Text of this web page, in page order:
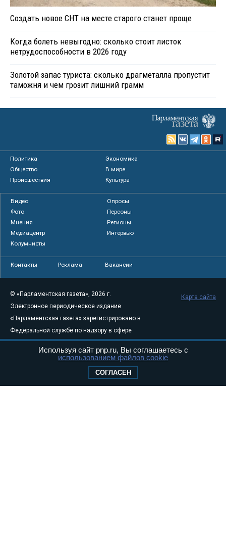
Создать новое СНТ на месте старого станет проще
Когда болеть невыгодно: сколько стоит листок
нетрудоспособности в 2026 году
Золотой запас туриста: сколько драгметалла пропустит
таможня и чем грозит лишний грамм
Политика
Экономика
Общество
В мире
Происшествия
Культура
Видео
Опросы
Фото
Персоны
Мнения
Регионы
Медиацентр
Интервью
Колумнисты
Контакты Реклама Вакансии
© «Парламентская газета», 2026 г.
Электронное периодическое издание
«Парламентская газета» зарегистрировано в
Федеральной службе по надзору в сфере
связи, информационных технологий и
массовых коммуникаций (Роскомнадзор) 05
Свидетельство о регистрации Эл № ФС77-
Карта сайта
Используя сайт pnp.ru, Вы соглашаетесь с
использованием файлов cookie
СОГЛАСЕН